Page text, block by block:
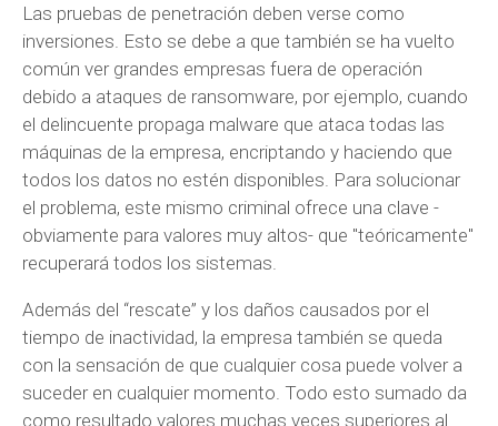
Las pruebas de penetración deben verse como
inversiones. Esto se debe a que también se ha vuelto
común ver grandes empresas fuera de operación
debido a ataques de ransomware, por ejemplo, cuando
el delincuente propaga malware que ataca todas las
máquinas de la empresa, encriptando y haciendo que
todos los datos no estén disponibles. Para solucionar
el problema, este mismo criminal ofrece una clave -
obviamente para valores muy altos- que "teóricamente"
recuperará todos los sistemas.
Además del “rescate” y los daños causados ​​por el
tiempo de inactividad, la empresa también se queda
con la sensación de que cualquier cosa puede volver a
suceder en cualquier momento. Todo esto sumado da
como resultado valores muchas veces superiores al